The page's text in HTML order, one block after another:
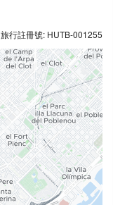
旅行註冊號: HUTB-001255